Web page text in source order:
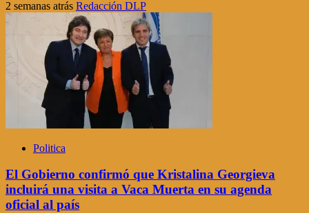
2 semanas atrás Redacción DLP
Politica
El Gobierno confirmó que Kristalina Georgieva
incluirá una visita a Vaca Muerta en su agenda
oficial al país